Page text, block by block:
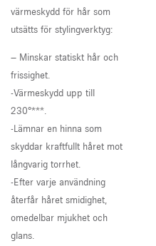
värmeskydd för hår som
utsätts för stylingverktyg:
– Minskar statiskt hår och
frissighet.
-Värmeskydd upp till
230°***.
-Lämnar en hinna som
skyddar kraftfullt håret mot
långvarig torrhet.
-Efter varje användning
återfår håret smidighet,
omedelbar mjukhet och
glans.